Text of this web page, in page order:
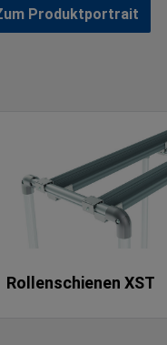
Produktportrait
Rollenschienen XST